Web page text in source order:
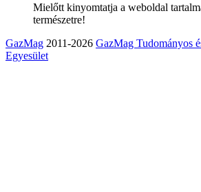
Mielőtt kinyomtatja a weboldal
természetre!
GazMag 2011-2026 GazMag Tudományos
Egyesület